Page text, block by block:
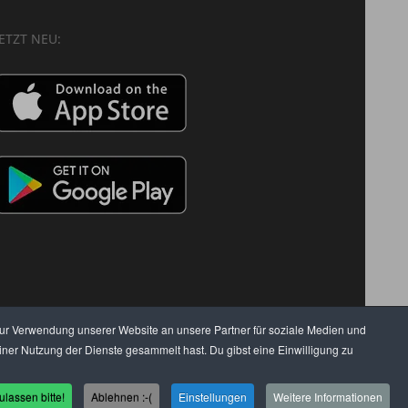
unserer Website an unsere Partner für soziale Medien und
Nutzung der Dienste gesammelt hast. Du gibst eine Einwilligung zu
bitte! Ablehnen :-( Einstellungen Weitere Informationen
NEU: